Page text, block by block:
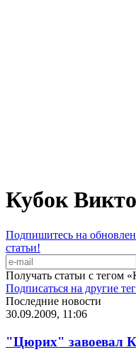
Кубок
Подпишитесь на
статьи!
Получать статьи с тегом
Подписаться на другие
Последние новости
30.09.2009, 11:06
"Цюрих" завоевал